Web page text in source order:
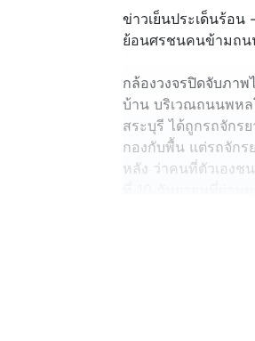
ข่าวเย็นประเด็นร้อ
ย้อนศรชนคนข้ามถน
กล้องวงจรปิดจับภา
บ้าน บริเวณถนนพห
สระบุรี ได้ถูกรถจักร
กองกับพื้น แต่รถจัก
หลัง ว่าคนที่ตัวเองช